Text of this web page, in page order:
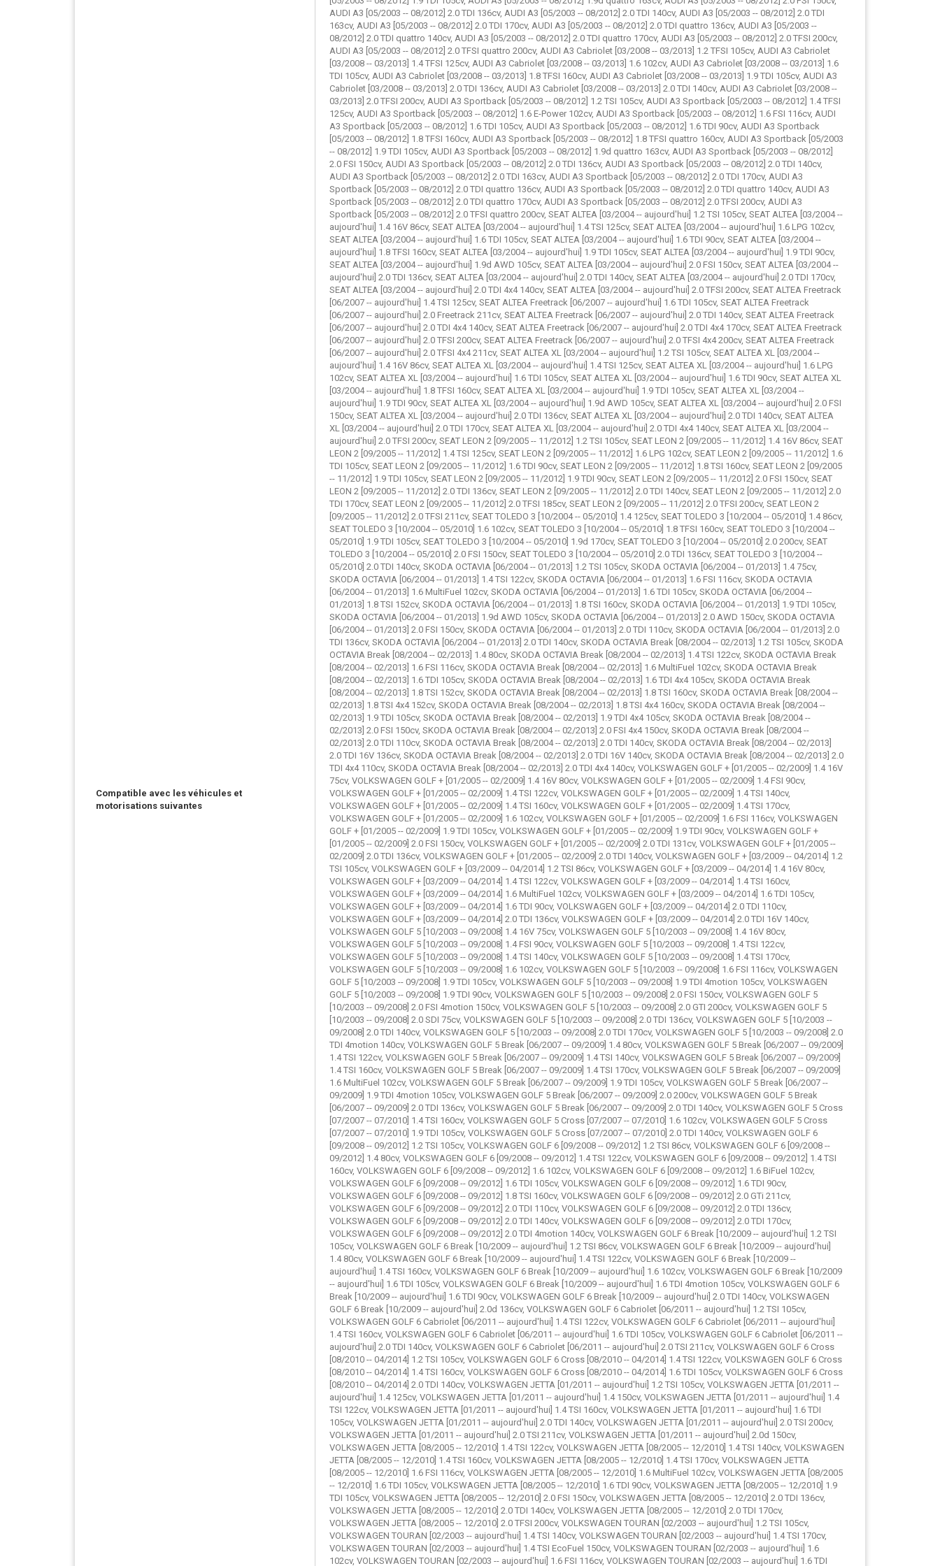
Compatible avec les véhicules et
motorisations suivantes